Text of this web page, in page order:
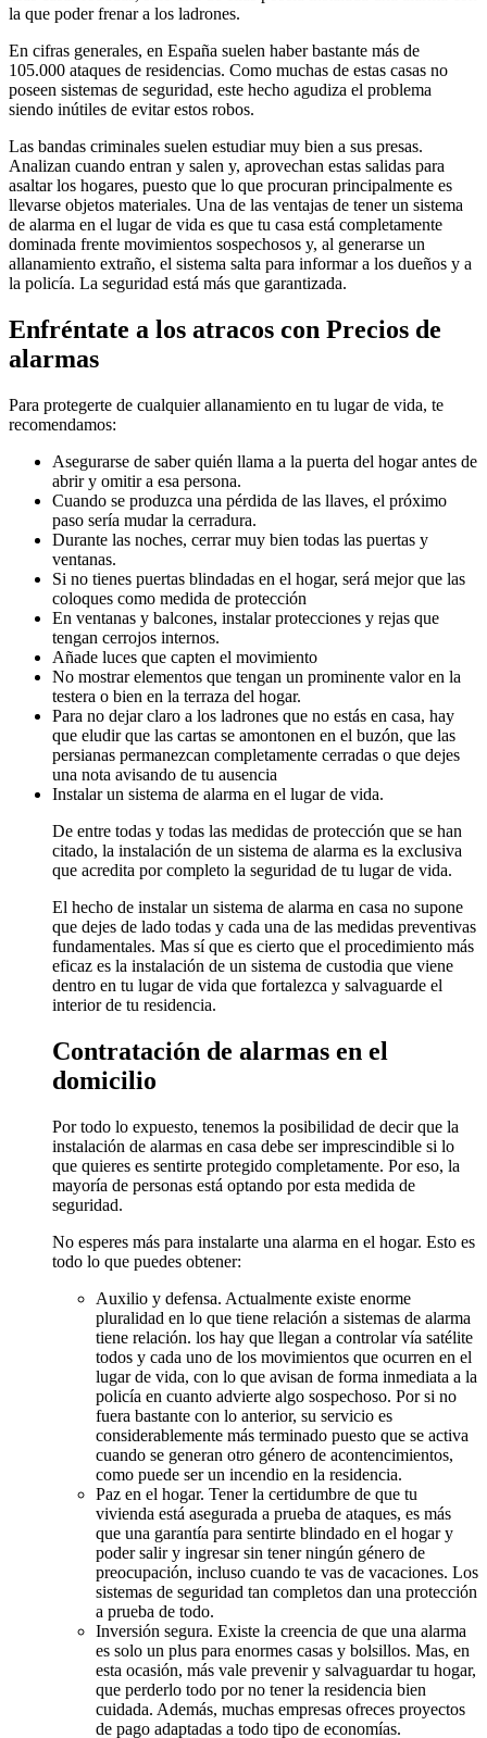
la que poder frenar a los ladrones.
En cifras generales, en España suelen haber bastante más de
105.000 ataques de residencias. Como muchas de estas casas no
poseen sistemas de seguridad, este hecho agudiza el problema
siendo inútiles de evitar estos robos.
Las bandas criminales suelen estudiar muy bien a sus presas.
Analizan cuando entran y salen y, aprovechan estas salidas para
asaltar los hogares, puesto que lo que procuran principalmente es
llevarse objetos materiales. Una de las ventajas de tener un sistema
de alarma en el lugar de vida es que tu casa está completamente
dominada frente movimientos sospechosos y, al generarse un
allanamiento extraño, el sistema salta para informar a los dueños y a
la policía. La seguridad está más que garantizada.
Enfréntate a los atracos con Precios de
alarmas
Para protegerte de cualquier allanamiento en tu lugar de vida, te
recomendamos:
Asegurarse de saber quién llama a la puerta del hogar antes de
abrir y omitir a esa persona.
Cuando se produzca una pérdida de las llaves, el próximo
paso sería mudar la cerradura.
Durante las noches, cerrar muy bien todas las puertas y
ventanas.
Si no tienes puertas blindadas en el hogar, será mejor que las
coloques como medida de protección
En ventanas y balcones, instalar protecciones y rejas que
tengan cerrojos internos.
Añade luces que capten el movimiento
No mostrar elementos que tengan un prominente valor en la
testera o bien en la terraza del hogar.
Para no dejar claro a los ladrones que no estás en casa, hay
que eludir que las cartas se amontonen en el buzón, que las
persianas permanezcan completamente cerradas o que dejes
una nota avisando de tu ausencia
Instalar un sistema de alarma en el lugar de vida.
De entre todas y todas las medidas de protección que se han
citado, la instalación de un sistema de alarma es la exclusiva
que acredita por completo la seguridad de tu lugar de vida.
El hecho de instalar un sistema de alarma en casa no supone
que dejes de lado todas y cada una de las medidas preventivas
fundamentales. Mas sí que es cierto que el procedimiento más
eficaz es la instalación de un sistema de custodia que viene
dentro en tu lugar de vida que fortalezca y salvaguarde el
interior de tu residencia.
Contratación de alarmas en el
domicilio
Por todo lo expuesto, tenemos la posibilidad de decir que la
instalación de alarmas en casa debe ser imprescindible si lo
que quieres es sentirte protegido completamente. Por eso, la
mayoría de personas está optando por esta medida de
seguridad.
No esperes más para instalarte una alarma en el hogar. Esto es
todo lo que puedes obtener:
Auxilio y defensa. Actualmente existe enorme
pluralidad en lo que tiene relación a sistemas de alarma
tiene relación. los hay que llegan a controlar vía satélite
todos y cada uno de los movimientos que ocurren en el
lugar de vida, con lo que avisan de forma inmediata a la
policía en cuanto advierte algo sospechoso. Por si no
fuera bastante con lo anterior, su servicio es
considerablemente más terminado puesto que se activa
cuando se generan otro género de acontencimientos,
como puede ser un incendio en la residencia.
Paz en el hogar. Tener la certidumbre de que tu
vivienda está asegurada a prueba de ataques, es más
que una garantía para sentirte blindado en el hogar y
poder salir y ingresar sin tener ningún género de
preocupación, incluso cuando te vas de vacaciones. Los
sistemas de seguridad tan completos dan una protección
a prueba de todo.
Inversión segura. Existe la creencia de que una alarma
es solo un plus para enormes casas y bolsillos. Mas, en
esta ocasión, más vale prevenir y salvaguardar tu hogar,
que perderlo todo por no tener la residencia bien
cuidada. Además, muchas empresas ofreces proyectos
de pago adaptadas a todo tipo de economías.